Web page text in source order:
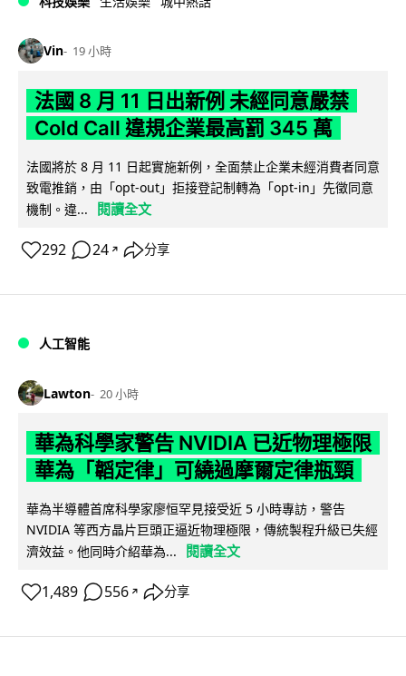
Vin 19 小時
法國 8 月 11 日出新例 未經同意嚴禁
Cold Call 違規企業最高罰 345 萬
法國將於 8 月 11 日起實施新例，全面禁止企業未經消費者同意
致電推銷，由「opt-out」拒接登記制轉為「opt-in」先徵同意
機制。違...
閱讀全文
292 24 ↗ 分享
人工智能
Lawton 20 小時
華為科學家警告 NVIDIA 已近物理極限
華為「韜定律」可繞過摩爾定律瓶頸
華為半導體首席科學家廖恒罕見接受近 5 小時專訪，警告
NVIDIA 等西方晶片巨頭正逼近物理極限，傳統製程升級已失經
濟效益。他同時介紹華為...
閱讀全文
1,489 556 ↗ 分享